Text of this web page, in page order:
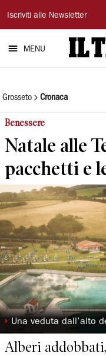
Il
Tirreno
Iscriviti alle Newsletter
MENU
Grosseto Cronaca
Benessere
Natale alle
pacchetti e
◗ Una veduta dall’alto
Alberi